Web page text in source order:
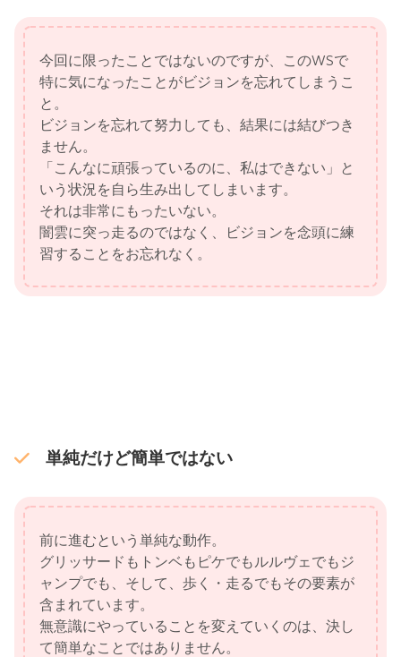
今回に限ったことではないのですが、このWSで
特に気になったことがビジョンを忘れてしまうこ
と。
ビジョンを忘れて努力しても、結果には結びつき
ません。
「こんなに頑張っているのに、私はできない」と
いう状況を自ら生み出してしまいます。
それは非常にもったいない。
闇雲に突っ走るのではなく、ビジョンを念頭に練
習することをお忘れなく。
単純だけど簡単ではない
前に進むという単純な動作。
グリッサードもトンベもピケでもルルヴェでもジ
ャンプでも、そして、歩く・走るでもその要素が
含まれています。
無意識にやっていることを変えていくのは、決し
て簡単なことではありません。